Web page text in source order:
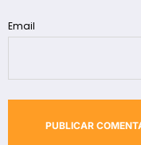
Email